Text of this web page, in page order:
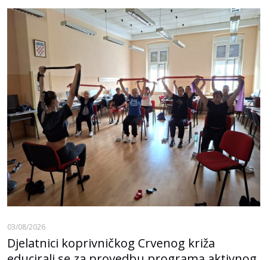
03/08/2026
Djelatnici koprivničkog Crvenog križa